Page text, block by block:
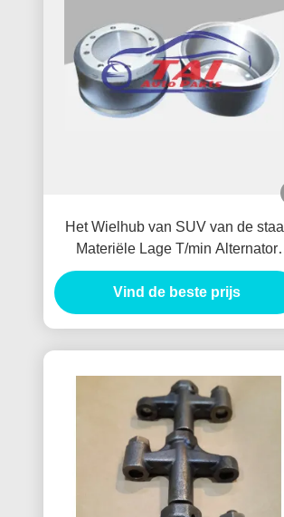
Het Wielhub van SUV van de staal
Materiële Lage T/min Alternator
Duurzaam voor BENZ/HYUNADI
Vind de beste prijs